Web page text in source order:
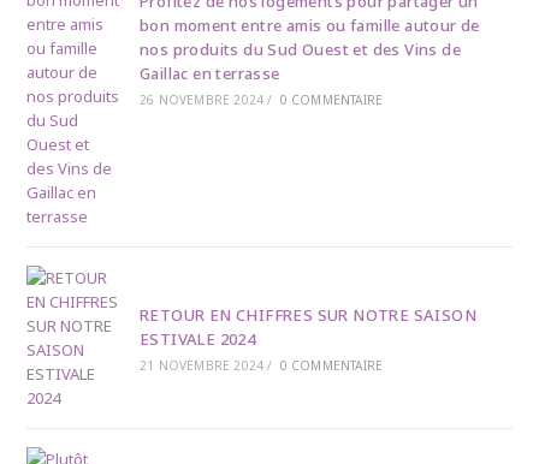
bon moment entre amis ou famille autour de
nos produits du Sud Ouest et des Vins de
Gaillac en terrasse
26 NOVEMBRE 2024 / 0 COMMENTAIRE
RETOUR EN CHIFFRES SUR NOTRE SAISON
ESTIVALE 2024
21 NOVEMBRE 2024 / 0 COMMENTAIRE